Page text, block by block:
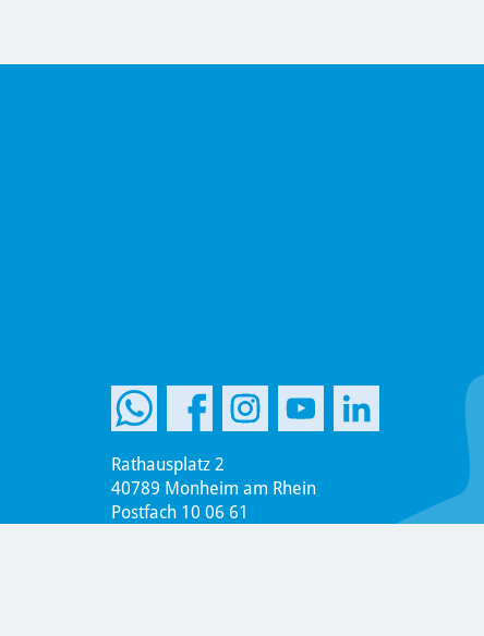
Rathausplatz 2
40789 Monheim am Rhein
Postfach 10 06 61